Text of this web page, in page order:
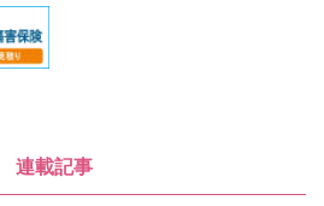
連載記事